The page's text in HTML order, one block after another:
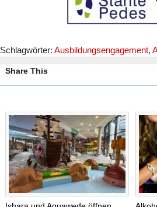
Schlagwörter: Ausbildungsengagement,
Share This